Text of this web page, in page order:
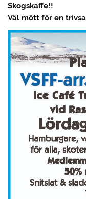
Skogskaffe!!
Väl mött för en